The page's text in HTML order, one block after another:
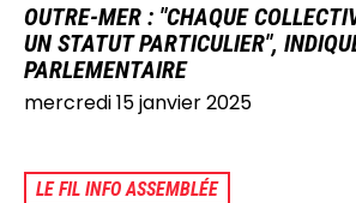
OUTRE-MER : "CHAQUE
UN STATUT PARTICULIER",
PARLEMENTAIRE
mercredi 15 janvier 2025
LE FIL INFO ASSEMBLÉE